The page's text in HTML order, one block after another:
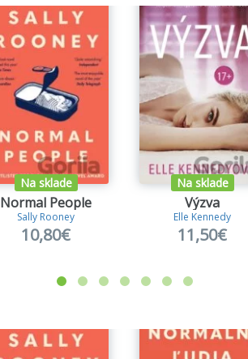
Na sklade
Normal People
Sally Rooney
10,80€
Na sklade
Výzva
Elle Kennedy
11,50€